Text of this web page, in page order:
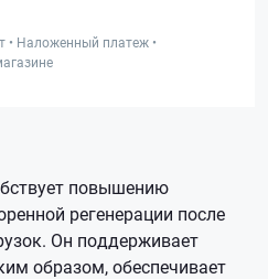
• Наложенный платеж •
повышению
регенерации после
Он поддерживает
образом, обеспечивает